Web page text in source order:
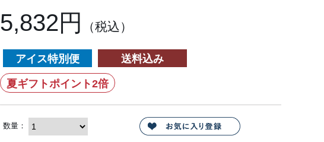
5,832円 （税込）
アイス特別便 送料込み
夏ギフトポイント2倍
数量：